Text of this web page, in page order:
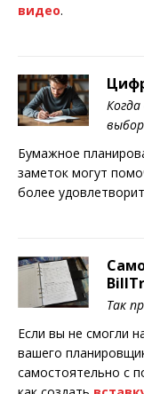
видео.
выбор
Бумажное
заметок могут
более
Так
Если вы не смогли
вашего
самостоятельно с